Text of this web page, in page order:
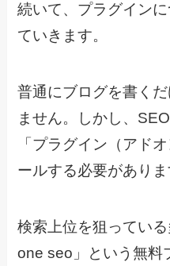
続いて、プラグイン
ていきます。
普通にブログを書く
ません。しかし、
「プラグイン（アド
ールする必要がありま
検索上位を狙ってい
one seo」という無料